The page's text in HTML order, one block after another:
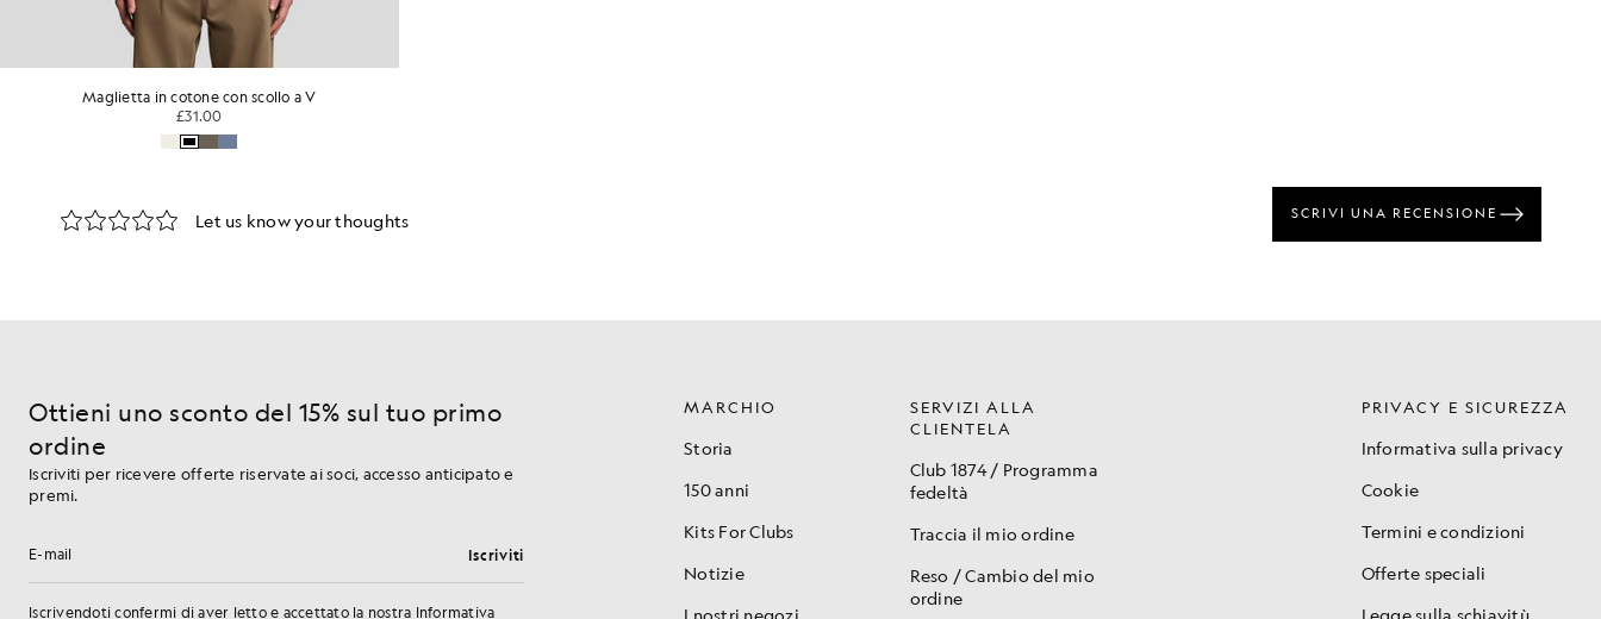
Maglietta in cotone con scollo a V
£31.00
Ottieni uno sconto del 15% sul tuo primo
ordine
Iscriviti per ricevere offerte riservate ai soci, accesso anticipato e
premi.
Indirizzo e-mail Iscriviti
Iscrivendoti confermi di aver letto e accettato la nostra Informativa
MARCHIO
Storia
150 anni
Kits For Clubs
Notizie
I nostri negozi
SERVIZI ALLA
CLIENTELA
Club 1874 / Programma
fedeltà
Traccia il mio ordine
Reso / Cambio del mio
ordine
PRIVACY E SICUREZZA
Informativa sulla privacy
Cookie
Termini e condizioni
Offerte speciali
Legge sulla schiavitù